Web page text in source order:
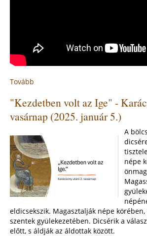
Tovább
a
felsővízivárosi
plébánián
jan.
5.)
"Kezdetben volt az Ige" -
vasárnap (2025. január 5.)
A
népe
eldicsekszik. Magasztalják népe
szentek gyülekezetében. Dicsérik a
előtt, s áldják az áldottak között.